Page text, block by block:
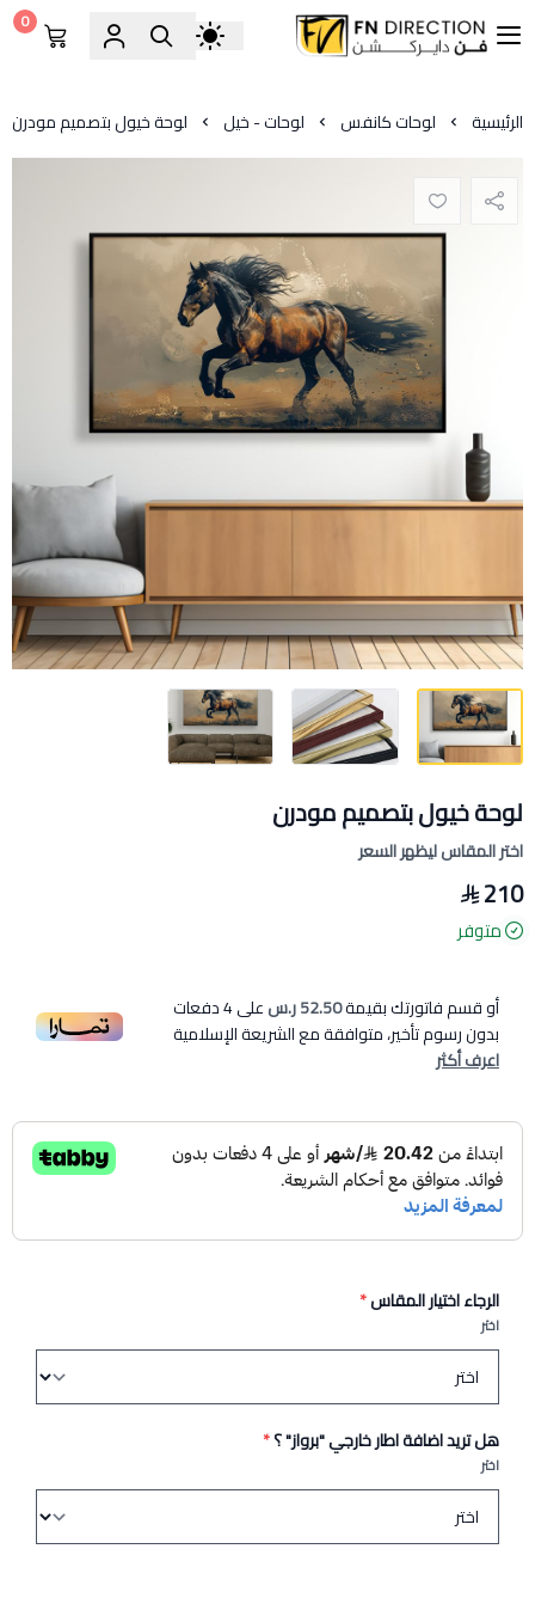
فن دايركشن
0
الرئيسية لوحات كانفس لوحات - خيل لوحة خيول بتصميم مودرن
لوحة خيول بتصميم مودرن
اختر المقاس ليظهر السعر
210
متوفر
أو قسم فاتورتك بقيمة52.50 ر.س على4دفعات
بدون رسوم تأخير، متوافقة مع الشريعة الإسلامية
اعرف أكثر
الرجاء اختيار المقاس*
اختر
هل تريد اضافة اطار خارجي "برواز" ؟*
اختر